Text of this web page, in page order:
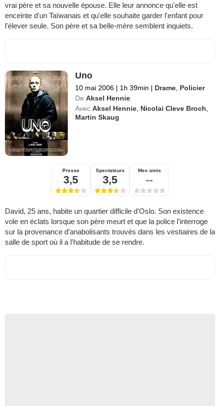
vrai père et sa nouvelle épouse. Elle leur annonce qu'elle est
enceinte d'un Taïwanais et qu'elle souhaite garder l'enfant pour
l'élever seule. Son père et sa belle-mère semblent inquiets.
Uno
10 mai 2006 | 1h 39min | Drame, Policier
De Aksel Hennie
Avec Aksel Hennie, Nicolai Cleve Broch,
Martin Skaug
Presse
3,5
Spectateurs
3,5
Mes amis
--
David, 25 ans, habite un quartier difficile d'Oslo. Son existence
vole en éclats lorsque son père meurt et que la police l'interroge
sur la provenance d'anabolisants trouvés dans les vestiaires de la
salle de sport où il a l'habitude de se rendre.